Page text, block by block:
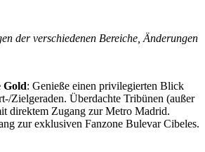
der verschiedenen Bereiche, Änderungen
Gold: Genieße einen privilegierten Blick
Zielgeraden. Überdachte Tribünen (außer
direktem Zugang zur Metro Madrid.
zur exklusiven Fanzone Bulevar Cibeles.